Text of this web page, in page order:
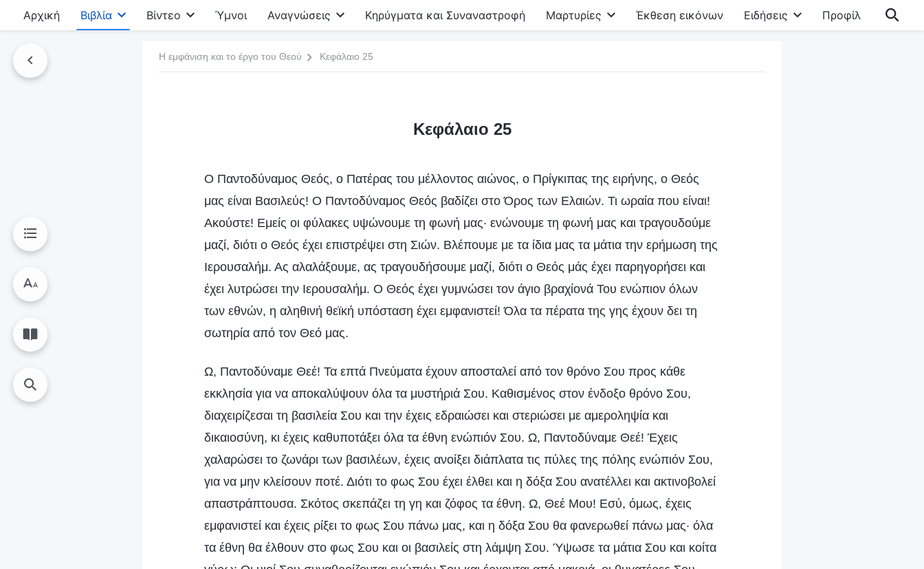
Αρχική Βιβλία Βίντεο Ύμνοι Αναγνώσεις Κηρύγματα και Συναναστροφή Μαρτυρίες Έκθεση εικόνων Ειδήσεις Προφίλ
Η εμφάνιση και το έργο του Θεού Κεφάλαιο 25
Κεφάλαιο 25
Ο Παντοδύναμος Θεός, ο Πατέρας του μέλλοντος αιώνος, ο Πρίγκιπας της ειρήνης, ο Θεός
μας είναι Βασιλεύς! Ο Παντοδύναμος Θεός βαδίζει στο Όρος των Ελαιών. Τι ωραία που είναι!
Ακούστε! Εμείς οι φύλακες υψώνουμε τη φωνή μας· ενώνουμε τη φωνή μας και τραγουδούμε
μαζί, διότι ο Θεός έχει επιστρέψει στη Σιών. Βλέπουμε με τα ίδια μας τα μάτια την ερήμωση της
Ιερουσαλήμ. Ας αλαλάξουμε, ας τραγουδήσουμε μαζί, διότι ο Θεός μάς έχει παρηγορήσει και
έχει λυτρώσει την Ιερουσαλήμ. Ο Θεός έχει γυμνώσει τον άγιο βραχίονά Του ενώπιον όλων
των εθνών, η αληθινή θεϊκή υπόσταση έχει εμφανιστεί! Όλα τα πέρατα της γης έχουν δει τη
σωτηρία από τον Θεό μας.
Ω, Παντοδύναμε Θεέ! Τα επτά Πνεύματα έχουν αποσταλεί από τον θρόνο Σου προς κάθε
εκκλησία για να αποκαλύψουν όλα τα μυστήριά Σου. Καθισμένος στον ένδοξο θρόνο Σου,
διαχειρίζεσαι τη βασιλεία Σου και την έχεις εδραιώσει και στεριώσει με αμεροληψία και
δικαιοσύνη, κι έχεις καθυποτάξει όλα τα έθνη ενώπιόν Σου. Ω, Παντοδύναμε Θεέ! Έχεις
χαλαρώσει το ζωνάρι των βασιλέων, έχεις ανοίξει διάπλατα τις πύλες της πόλης ενώπιόν Σου,
για να μην κλείσουν ποτέ. Διότι το φως Σου έχει έλθει και η δόξα Σου ανατέλλει και ακτινοβολεί
απαστράπτουσα. Σκότος σκεπάζει τη γη και ζόφος τα έθνη. Ω, Θεέ Μου! Εσύ, όμως, έχεις
εμφανιστεί και έχεις ρίξει το φως Σου πάνω μας, και η δόξα Σου θα φανερωθεί πάνω μας· όλα
τα έθνη θα έλθουν στο φως Σου και οι βασιλείς στη λάμψη Σου. Ύψωσε τα μάτια Σου και κοίτα